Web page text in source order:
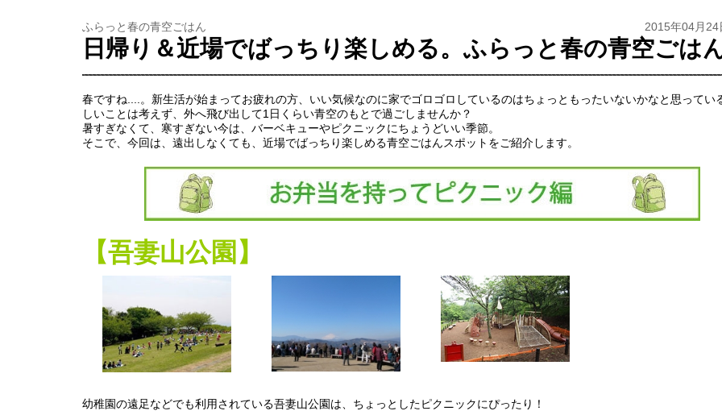
ふらっと春の青空ごはん 2015年04月24
日帰り＆近場でばっちり楽しめる。ふらっと春の青空ごは
春ですね....。新生活が始まってお疲れの方、いい気候なのに家でゴロゴロしているのはちょっともったいないかなと思ってい
しいことは考えず、外へ飛び出して1日くらい青空のもとで過ごしませんか？
暑すぎなくて、寒すぎない今は、バーベキューやピクニックにちょうどいい季節。
そこで、今回は、遠出しなくても、近場でばっちり楽しめる青空ごはんスポットをご紹介します。
【吾妻山公園】
幼稚園の遠足などでも利用されている吾妻山公園は、ちょっとしたピクニックにぴったり！